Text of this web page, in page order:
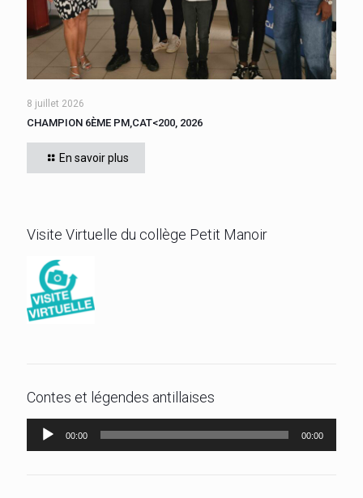
Cette année, tous les élèves de 6ème du collège se sont
affrontés. CADIGNAN Manuel, après une bataille bien
disputée, s’est imposé, le jeudi 4 juin 2026
8 juillet 2026
CHAMPION 6ÈME PM,CAT<200, 2026
En savoir plus
Visite Virtuelle du collège Petit Manoir
Contes et légendes antillaises
Lecteur
audio
00:00 00:00